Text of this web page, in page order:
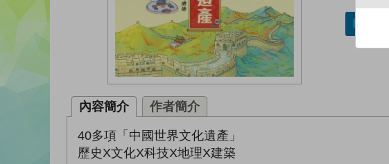
內容簡介 作者簡介
40多項「中國世界文化遺產」
歷史X文化X科技X地理X建築